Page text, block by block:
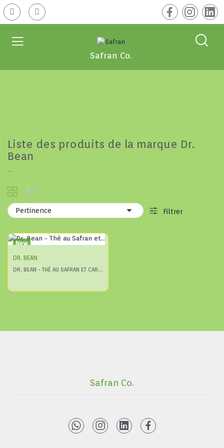
Safran Co.
Liste des produits de la marque Dr.
Bean
--
Pertinence  Filtrer
New
DR. BEAN
DR. BEAN - THÉ AU SAFRAN ET CARDAMOME (EN SACHET)
Safran Co.